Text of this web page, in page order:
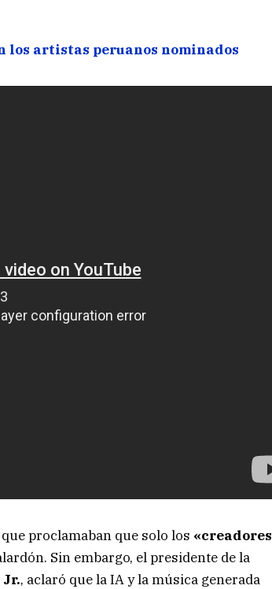
los artistas peruanos nominados
proclamaban que solo los «creadores
Sin embargo, el presidente de la
, aclaró que la IA y la música generada